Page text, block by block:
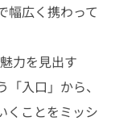
幅広く携わって
力を見出す
入口」から、
くことをミッシ